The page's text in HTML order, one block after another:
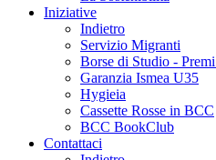
Iniziative
Indietro
Servizio Migranti
Borse di Studio -
Garanzia Ismea U35
Hygieia
Cassette Rosse in BCC
BCC BookClub
Contattaci